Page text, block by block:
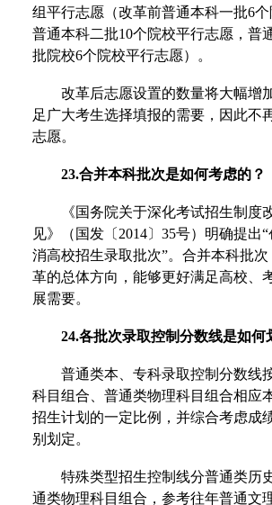
组平行志愿（改革前普通本科一批6个
普通本科二批10个院校平行志愿，普
批院校6个院校平行志愿）。
改革后志愿设置的数量将大幅增
足广大考生选择填报的需要，因此不
志愿。
23.合并本科批次是如何考虑的？
《国务院关于深化考试招生制度
见》（国发〔2014〕35号）明确提出
消高校招生录取批次”。合并本科批
革的总体方向，能够更好满足高校、
展需要。
24.各批次录取控制分数线是如何
普通类本、专科录取控制分数线
科目组合、普通类物理科目组合相应
招生计划的一定比例，并综合考虑成
别划定。
特殊类型招生控制线分普通类历
通类物理科目组合，参考往年普通文